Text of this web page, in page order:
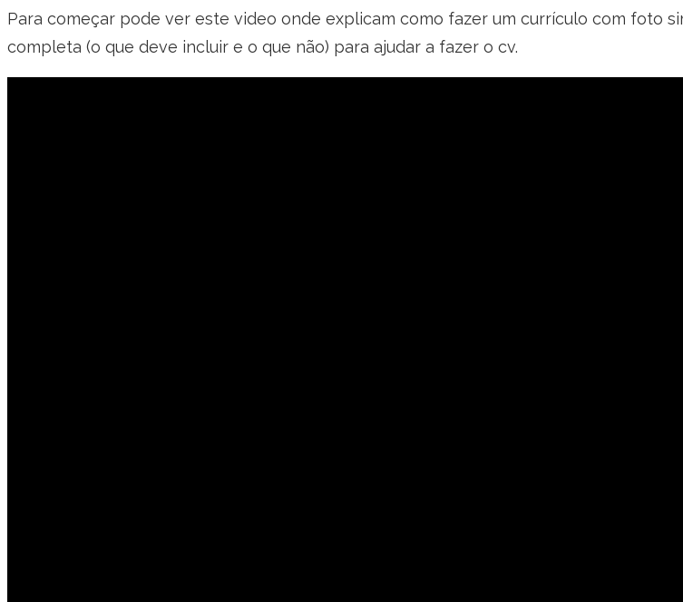
Para começar pode ver este video onde explicam como fazer um currículo com foto
completa (o que deve incluir e o que não) para ajudar a fazer o cv.